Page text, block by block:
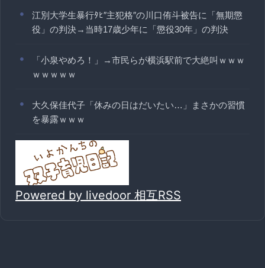
江別大学生暴行ﾀﾋ″主犯格″の川口侑斗被告に「無期懲
役」の判決→当時17歳少年に「懲役30年」の判決
「小泉やめろ！」→市民らが横浜駅前で大絶叫ｗｗｗ
ｗｗｗｗｗ
大久保佳代子「休みの日はだいたい…」まさかの習慣
を暴露ｗｗｗ
Powered by livedoor 相互RSS